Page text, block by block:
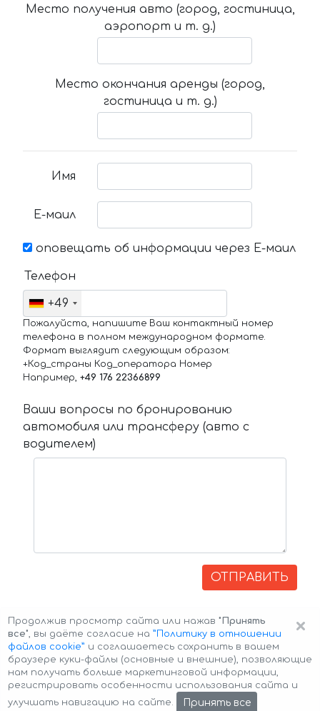
Место получения авто (город, гостиница,
аэропорт и т. д.)
Место окончания аренды (город,
гостиница и т. д.)
Имя
Е-маил
оповещать об информации через Е-маил
Телефон
+49
Пожалуйста, напишите Ваш контактный номер
телефона в полном международном формате.
Формат выглядит следующим образом:
+Код_страны Код_оператора Номер
Например, +49 176 22366899
Ваши вопросы по бронированию
автомобиля или трансферу (авто с
водителем)
ОТПРАВИТЬ
Авторские права © 2026 Авто-Аренда Cookie Policy
×
Продолжив просмотр сайта или нажав "Принять
все", вы даёте согласие на ”Политику в отношении
файлов cookie” и соглашаетесь сохранить в вашем
браузере куки-файлы (основные и внешние), позволяющие
нам получать больше маркетинговой информации,
регистрировать особенности использования сайта и
улучшать навигацию на сайте.
Принять все